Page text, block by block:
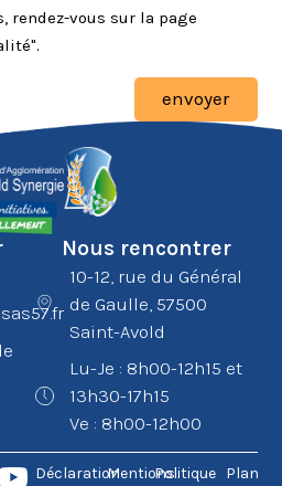
rendez-vous sur la page
envoyer
Nous rencontrer
10-12, rue du Général
de Gaulle, 57500
Saint-Avold
Lu-Je : 8h00-12h15 et
13h30-17h15
Ve : 8h00-12h00
DéclarationMentionsPolitique Plan